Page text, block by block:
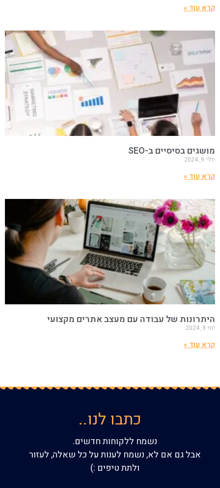
קרא עוד »
מושגים בסיסיים ב-SEO
יולי 9, 2024
קרא עוד »
היתרונות של עבודה עם מעצב אתרים מקצועי
יוני 9, 2024
קרא עוד »
כתבו לנו..
נשמח ללקוחות חדשים.
אבל גם אם לא, נשמח לענות על כל שאלה, לעזור
ולתת טיפים :)